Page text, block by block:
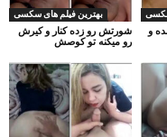
بهترین فیلم های سکسی
شورتش رو زده کنار و کیرش
رو میکنه تو کوصش
سکسی
و